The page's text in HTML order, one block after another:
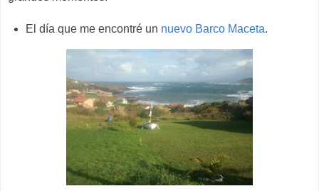
El día que me encontré un nuevo Barco Maceta.